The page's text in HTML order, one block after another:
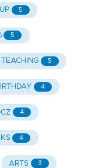
5
5
TEACHING 5
4
4
4
ARTS 3